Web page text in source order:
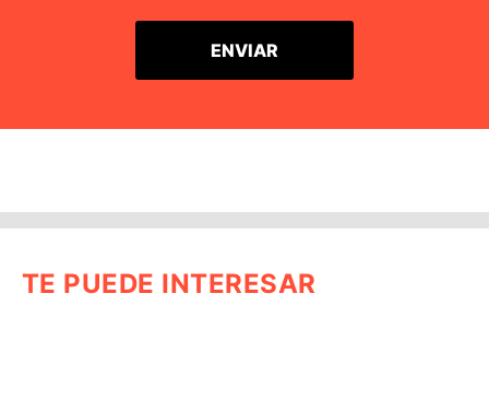
TE PUEDE INTERESAR